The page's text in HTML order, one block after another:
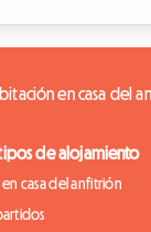
en casa del
de alojamiento
casa del anfitrión